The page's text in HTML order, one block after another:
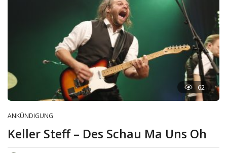
62
ANKÜNDIGUNG
Keller Steff – Des Schau Ma Uns Oh